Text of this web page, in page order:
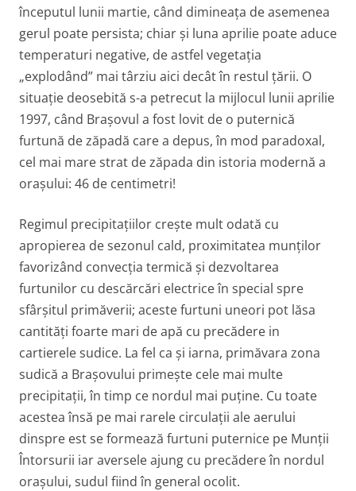
începutul lunii martie, când dimineața de asemenea
gerul poate persista; chiar și luna aprilie poate aduce
temperaturi negative, de astfel vegetația
„explodând” mai târziu aici decât în restul țării. O
situație deosebită s-a petrecut la mijlocul lunii aprilie
1997, când Brașovul a fost lovit de o puternică
furtună de zăpadă care a depus, în mod paradoxal,
cel mai mare strat de zăpada din istoria modernă a
orașului: 46 de centimetri!
Regimul precipitațiilor crește mult odată cu
apropierea de sezonul cald, proximitatea munților
favorizând convecția termică și dezvoltarea
furtunilor cu descărcări electrice în special spre
sfârșitul primăverii; aceste furtuni uneori pot lăsa
cantități foarte mari de apă cu precădere in
cartierele sudice. La fel ca și iarna, primăvara zona
sudică a Brașovului primește cele mai multe
precipitații, în timp ce nordul mai puține. Cu toate
acestea însă pe mai rarele circulații ale aerului
dinspre est se formează furtuni puternice pe Munții
Întorsurii iar aversele ajung cu precădere în nordul
orașului, sudul fiind în general ocolit.